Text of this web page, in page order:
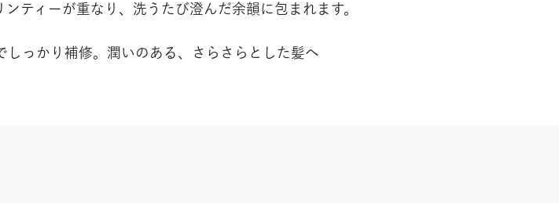
ティーが重なり、洗うたび澄んだ余韻に包まれます。
しっかり補修。潤いのある、さらさらとした髪へ